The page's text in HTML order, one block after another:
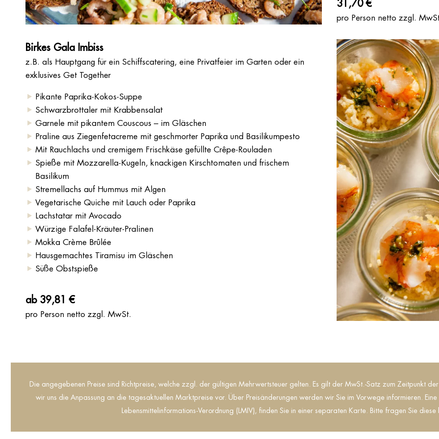
31,70 €
pro Person netto zzgl.
Birkes Gala Imbiss
z.B. als Hauptgang für ein Schiffscatering, eine Privatfeier im Garten oder ein
exklusives Get Together
Pikante Paprika-Kokos-Suppe
Schwarzbrottaler mit Krabbensalat
Garnele mit pikantem Couscous – im Gläschen
Praline aus Ziegenfetacreme mit geschmorter Paprika und Basilikumpesto
Mit Rauchlachs und cremigem Frischkäse gefüllte Crêpe-Rouladen
Spieße mit Mozzarella-Kugeln, knackigen Kirschtomaten und frischem
Basilikum
Stremellachs auf Hummus mit Algen
Vegetarische Quiche mit Lauch oder Paprika
Lachstatar mit Avocado
Würzige Falafel-Kräuter-Pralinen
Mokka Crème Brûlée
Hausgemachtes Tiramisu im Gläschen
Süße Obstspieße
ab 39,81 €
pro Person netto zzgl. MwSt.
Die angegebenen Preise sind Richtpreise, welche zzgl. der gültigen Mehrwertsteuer gelten. Es gilt der MwSt.-Satz zum Zeitpunkt
wir uns die Anpassung an die tagesaktuellen Marktpreise vor. Über Preisänderungen werden wir Sie im Vorwege informieren.
Lebensmittelinformations-Verordnung (LMIV), finden Sie in einer separaten Karte. Bitte fragen Sie